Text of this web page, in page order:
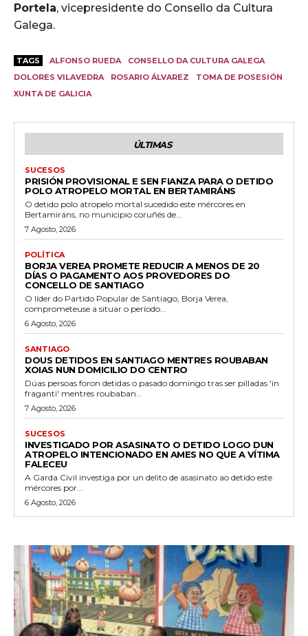
Portela, vicepresidente do Consello da Cultura
Galega.
TAGS ALFONSO RUEDA
CONSELLO DA CULTURA GALEGA
DOLORES VILAVEDRA
ROSARIO ÁLVAREZ
TOMA DE POSESIÓN
XUNTA DE GALICIA
ÚLTIMAS
SUCESOS
PRISIÓN PROVISIONAL E SEN FIANZA PARA O DETIDO
POLO ATROPELO MORTAL EN BERTAMIRÁNS
O detido polo atropelo mortal sucedido este mércores en
Bertamiráns, no municipio coruñés de...
7 Agosto, 2026
POLÍTICA
BORJA VEREA PROMETE REDUCIR A MENOS DE 20
DÍAS O PAGAMENTO AOS PROVEDORES DO
CONCELLO DE SANTIAGO
O líder do Partido Popular de Santiago, Borja Verea,
comprometeuse a situar o período...
6 Agosto, 2026
SANTIAGO
DOUS DETIDOS EN SANTIAGO MENTRES ROUBABAN
XOIAS NUN DOMICILIO DO CENTRO
Dúas persoas foron detidas o pasado domingo tras ser pilladas 'in
fraganti' mentres roubaban...
7 Agosto, 2026
SUCESOS
INVESTIGADO POR ASASINATO O DETIDO LOGO DUN
ATROPELO INTENCIONADO EN AMES NO QUE A VÍTIMA
FALECEU
A Garda Civil investiga por un delito de asasinato ao detido este
mércores por...
6 Agosto, 2026